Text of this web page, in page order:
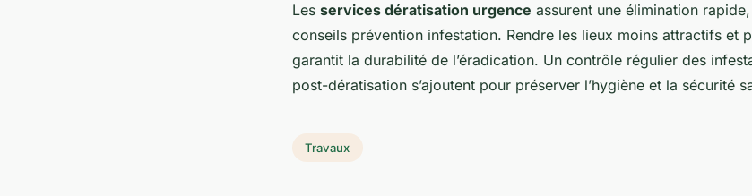
Les services dératisation urgence assurent une élimination
conseils prévention infestation. Rendre les lieux moins attractifs et
garantit la durabilité de l’éradication. Un contrôle régulier des
post-dératisation s’ajoutent pour préserver l’hygiène et la sécurité
Travaux